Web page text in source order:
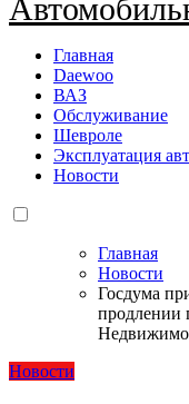
Главная
Daewoo
ВАЗ
Обслуживание
Шевроле
Эксплуатация
Новости
Главная
Новости
Госдума
продлении
Новости